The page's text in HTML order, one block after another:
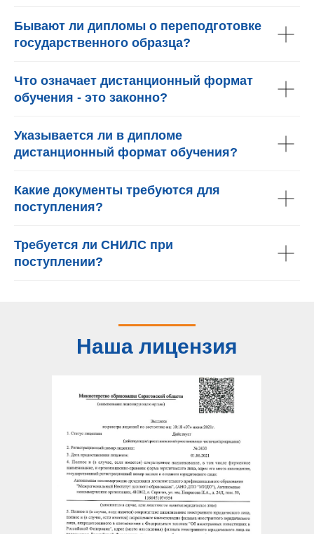
Бывают ли дипломы о переподготовке
государственного образца?
Что означает дистанционный формат
обучения - это законно?
Указывается ли в дипломе
дистанционный формат обучения?
Какие документы требуются для
поступления?
Требуется ли СНИЛС при
поступлении?
Наша лицензия